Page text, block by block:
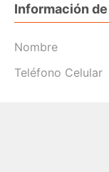
Información
Nombre
Teléfono Celular